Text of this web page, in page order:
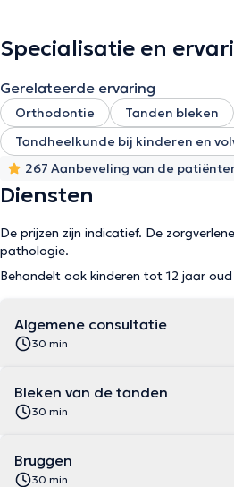
Specialisatie en
Gerelateerde ervaring
Orthodontie Tanden bleken
Tandheelkunde bij kinderen en
267 Aanbeveling van de
Diensten
De prijzen zijn indicatief. De
pathologie.
Behandelt ook kinderen tot 12 jaar oud
Algemene consultatie
30 min
Bleken van de tanden
30 min
Bruggen
30 min